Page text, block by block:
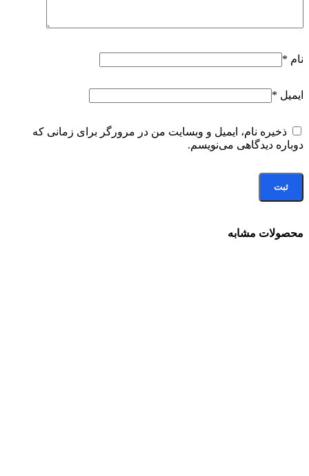
نام *
ایمیل *
ذخیره نام، ایمیل و وبسایت من در مرورگر برای زمانی که
دوباره دیدگاهی می‌نویسم.
محصولات مشابه